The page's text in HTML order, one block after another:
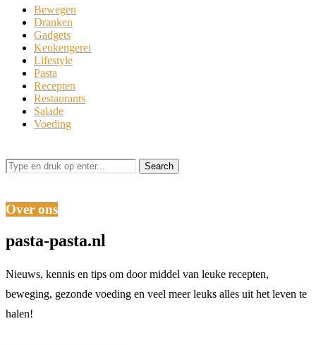
Bewegen
Dranken
Gadgets
Keukengerei
Lifestyle
Pasta
Recepten
Restaurants
Salade
Voeding
Over ons
pasta-pasta.nl
Nieuws, kennis en tips om door middel van leuke recepten,
beweging, gezonde voeding en veel meer leuks alles uit het leven te
halen!